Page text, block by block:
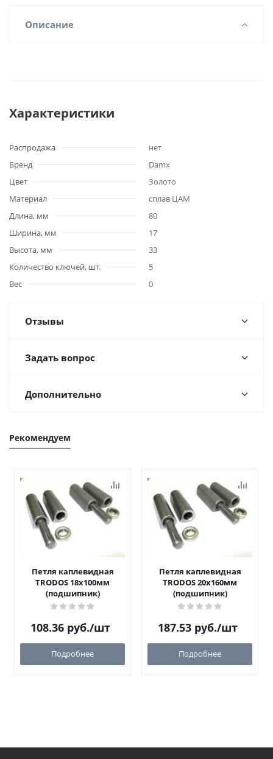
Описание
Характеристики
Распродажа
нет
Бренд
Damx
Цвет
Золото
Материал
сплав ЦАМ
Длина, мм
80
Ширина, мм
17
Высота, мм
33
Количество ключей, шт.
5
Вес
0
Отзывы
Задать вопрос
Дополнительно
Рекомендуем
Петля каплевидная
TRODOS 18х100мм
(подшипник)
108.36 руб./шт
Подробнее
Петля каплевидная
TRODOS 20х160мм
(подшипник)
187.53 руб./шт
Подробнее